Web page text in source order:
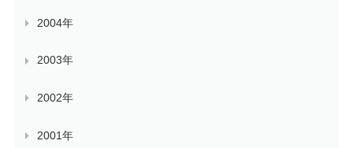
2004年
2003年
2002年
2001年